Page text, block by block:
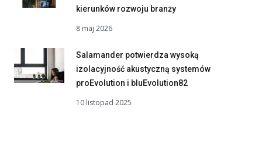
kierunków rozwoju branży
8 maj 2026
Salamander potwierdza wysoką
izolacyjność akustyczną systemów
proEvolution i bluEvolution82
10 listopad 2025